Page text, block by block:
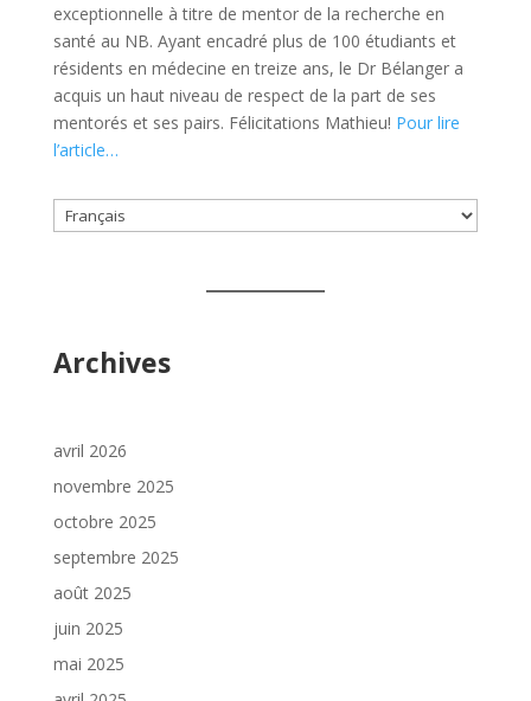
exceptionnelle à titre de mentor de la recherche en
santé au NB. Ayant encadré plus de 100 étudiants et
résidents en médecine en treize ans, le Dr Bélanger a
acquis un haut niveau de respect de la part de ses
mentorés et ses pairs. Félicitations Mathieu! Pour lire
l’article…
Choisir
une
Archives
avril 2026
novembre 2025
octobre 2025
septembre 2025
août 2025
juin 2025
mai 2025